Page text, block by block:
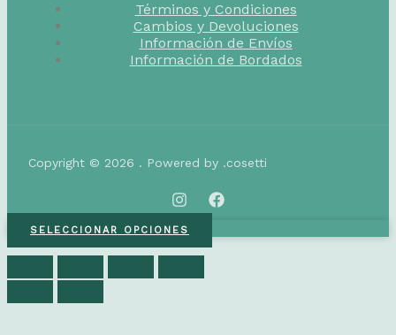
Términos y Condiciones
Cambios y Devoluciones
Información de Envíos
Información de Bordados
Copyright © 2026 . Powered by .cosetti
SELECCIONAR OPCIONES